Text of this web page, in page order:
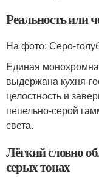
Реальность или
На фото: Серо-
Единая
выдержана кухня-
целостность и
пепельно-серой
света.
Лёгкий словно
серых тонах